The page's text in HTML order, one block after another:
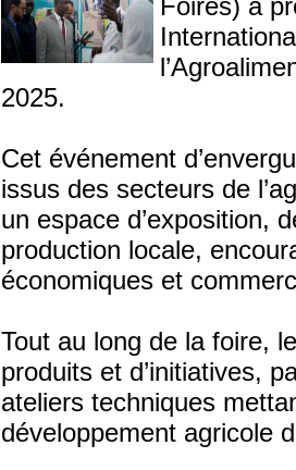
Foires) a
2025.
Cet événement
issus des secteurs de
un espace d’exposition,
production locale,
économiques et
Tout au long de la foire,
produits et d’initiatives,
ateliers techniques
développement agricole